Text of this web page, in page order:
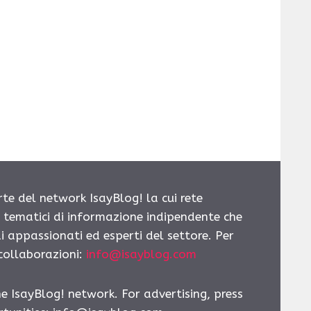
del network IsayBlog! la cui rete
di informazione indipendente che
ed esperti del settore. Per
info@isayblog.com
IsayBlog! network. For advertising, press